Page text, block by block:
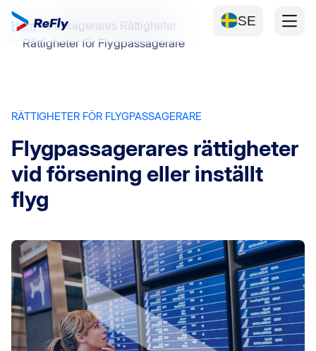
SE
Hem
Passagerares Rättigheter
Rättigheter för Flygpassagerare
RÄTTIGHETER FÖR FLYGPASSAGERARE
Flygpassagerares rättigheter
vid försening eller inställt
flyg